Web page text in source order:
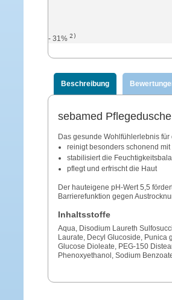
- 31% 2)
Beschreibung
sebamed
Das gesunde Wohlfühlerlebnis
reinigt besonders schonend
stabilisiert die
pflegt und erfrischt die Haut
Der hauteigene pH-Wert 5,5
Barrierefunktion gegen
Inhaltsstoffe
Aqua, Disodium Laureth
Laurate, Decyl Glucoside, Punica
Glucose Dioleate, PEG-150
Phenoxyethanol, Sodium